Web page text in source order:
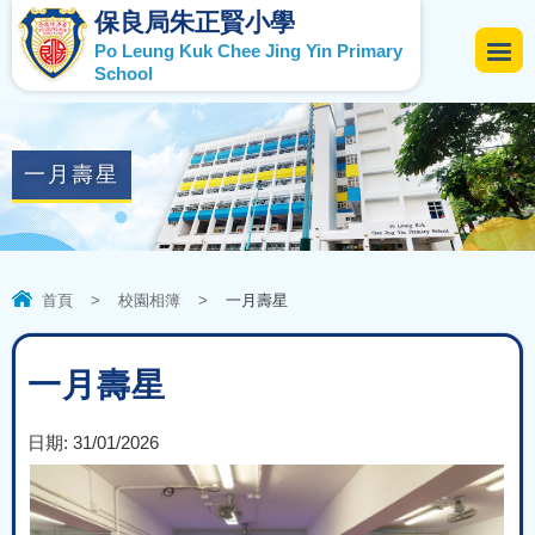
保良局朱正賢小學
Po Leung Kuk Chee Jing Yin Primary
School
一月壽星
首頁 > 校園相簿 > 一月壽星
一月壽星
日期: 31/01/2026